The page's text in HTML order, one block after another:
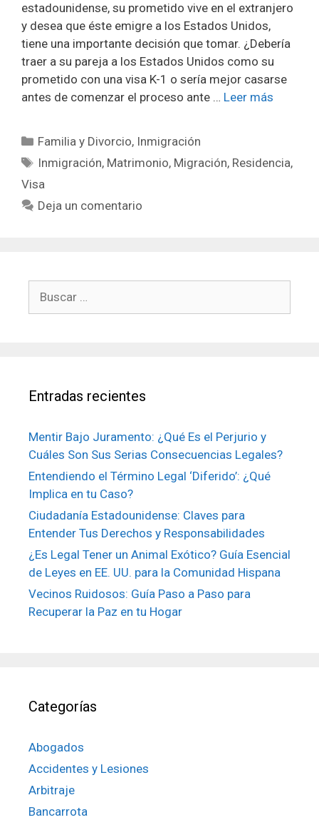
estadounidense, su prometido vive en el extranjero
y desea que éste emigre a los Estados Unidos,
tiene una importante decisión que tomar. ¿Debería
traer a su pareja a los Estados Unidos como su
prometido con una visa K-1 o sería mejor casarse
antes de comenzar el proceso ante … Leer más
Categorías
Familia y Divorcio, Inmigración
Etiquetas
Inmigración, Matrimonio, Migración, Residencia,
Visa
Deja un comentario
Entradas recientes
Mentir Bajo Juramento: ¿Qué Es el Perjurio y
Cuáles Son Sus Serias Consecuencias Legales?
Entendiendo el Término Legal ‘Diferido’: ¿Qué
Implica en tu Caso?
Ciudadanía Estadounidense: Claves para
Entender Tus Derechos y Responsabilidades
¿Es Legal Tener un Animal Exótico? Guía Esencial
de Leyes en EE. UU. para la Comunidad Hispana
Vecinos Ruidosos: Guía Paso a Paso para
Recuperar la Paz en tu Hogar
Categorías
Abogados
Accidentes y Lesiones
Arbitraje
Bancarrota